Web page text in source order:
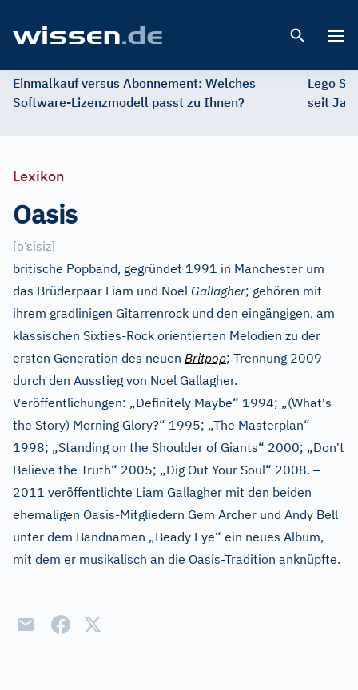
Einmalkauf versus Abonnement: Welches
Software-Lizenzmodell passt zu Ihnen?
Lego
seit
Lexikon
Oasis
[oˈɛisiz]
britische Popband, gegründet 1991 in Manchester um
das Brüderpaar Liam und Noel Gallagher; gehören mit
ihrem gradlinigen Gitarrenrock und den eingängigen, am
klassischen Sixties-Rock orientierten Melodien zu der
ersten Generation des neuen Britpop; Trennung 2009
durch den Ausstieg von Noel Gallagher.
Veröffentlichungen: „Definitely Maybe“ 1994; „(What’s
the Story) Morning Glory?“ 1995; „The Masterplan“
1998; „Standing on the Shoulder of Giants“ 2000; „Don’t
Believe the Truth“ 2005; „Dig Out Your Soul“ 2008.–
2011 veröffentlichte Liam Gallagher mit den beiden
ehemaligen Oasis-Mitgliedern Gem Archer und Andy Bell
unter dem Bandnamen „Beady Eye“ ein neues Album,
mit dem er musikalisch an die Oasis-Tradition anknüpfte.